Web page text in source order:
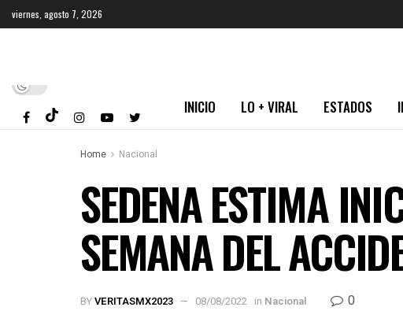
viernes, agosto 7, 2026
INICIO LO + VIRAL ESTADOS
Home Nacional
SEDENA ESTIMA
SEMANA DEL
BYVERITASMX2023 08/08/2022 in Nacional 0